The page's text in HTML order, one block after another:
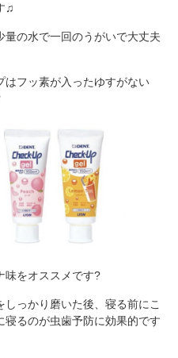
♫
量の水で一回のうがいで大丈夫
はフッ素が入ったゆすがない
味をオススメです?
っかり磨いた後、寝る前にこ
るのが虫歯予防に効果的です